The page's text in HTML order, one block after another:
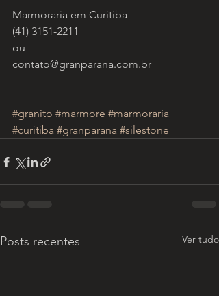
Marmoraria em Curitiba
(41) 3151-2211
ou
contato@granparana.com.br
#granito #marmore #marmoraria
#curitiba #granparana #silestone
Posts recentes Ver tudo